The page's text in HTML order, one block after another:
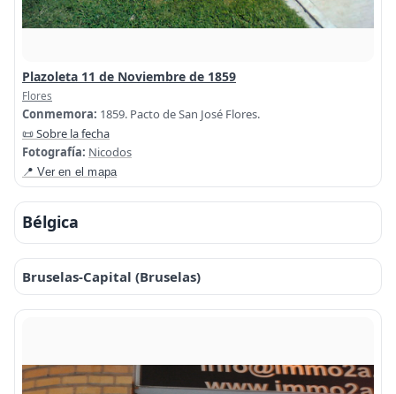
Plazoleta 11 de Noviembre de 1859
Flores
Conmemora: 1859. Pacto de San José Flores.
📜 Sobre la fecha
Fotografía: Nicodos
📍 Ver en el mapa
Bélgica
Bruselas-Capital (Bruselas)